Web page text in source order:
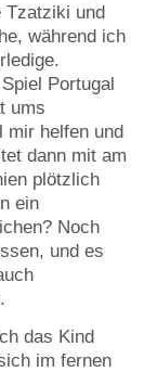
Tzatziki und
während ich
Portugal
ums
mir helfen und
dann mit am
plötzlich
ein
Noch
und es
das Kind
im fernen